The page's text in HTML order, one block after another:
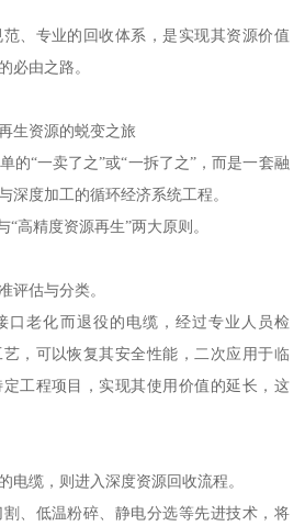
、专业的回收体系，是实现其资源价值
必由之路。
生资源的蜕变之旅
的“一卖了之”或“一拆了之”，而是一套融
深度加工的循环经济系统工程。
“高精度资源再生”两大原则。
评估与分类。
口老化而退役的电缆，经过专业人员检
，可以恢复其安全性能，二次应用于临
工程项目，实现其使用价值的延长，这
电缆，则进入深度资源回收流程。
、低温粉碎、静电分选等先进技术，将